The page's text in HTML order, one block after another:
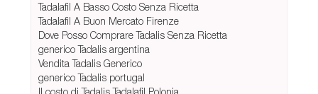
Tadalafil A Basso Costo Senza Ricetta
Tadalafil A Buon Mercato Firenze
Dove Posso Comprare Tadalis Senza Ricetta
generico Tadalis argentina
Vendita Tadalis Generico
generico Tadalis portugal